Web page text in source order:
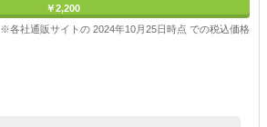
￥2,200
※各社通販サイトの 2024年10月25日時点 での税込価格